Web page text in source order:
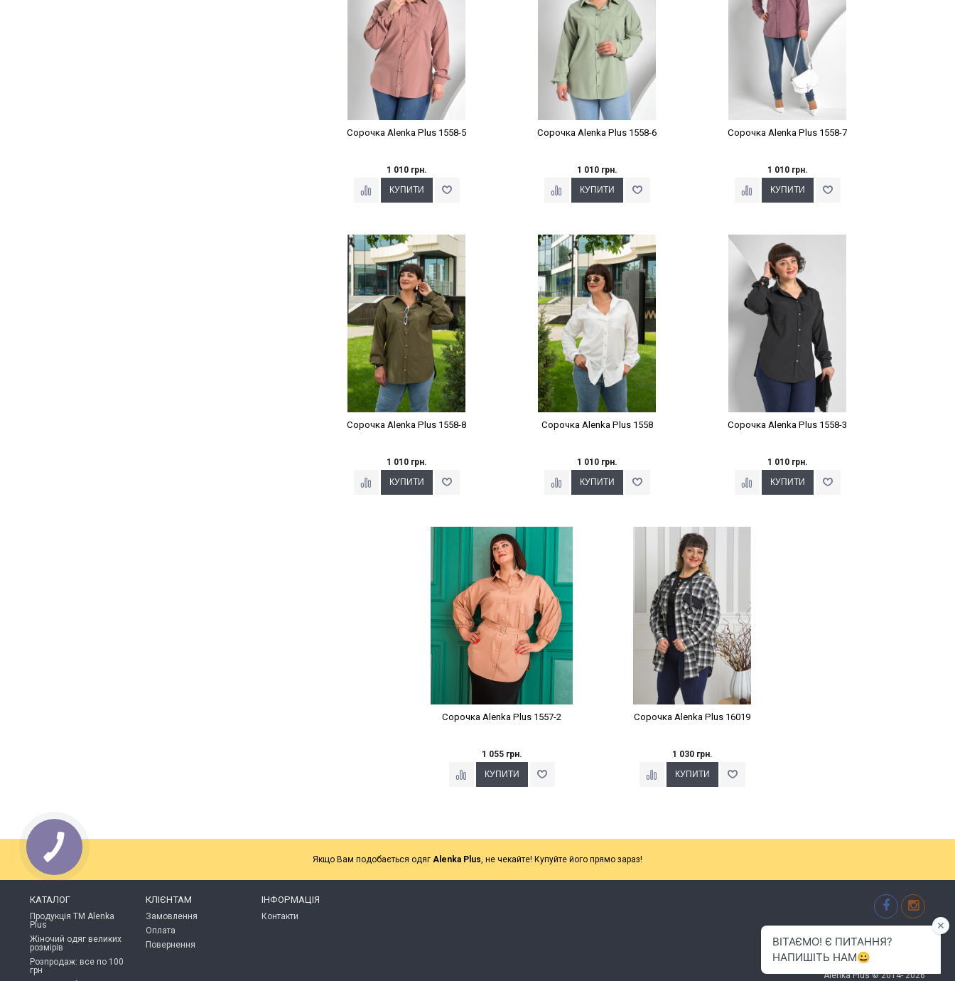
Сорочка Alenka Plus 1558-5
1 010 грн.
Сорочка Alenka Plus 1558-6
1 010 грн.
Сорочка Alenka Plus 1558-7
1 010 грн.
Наклейки Варіант з %
Сорочка Alenka Plus 1558-8
1 010 грн.
Наклейки Варіант з %
Сорочка Alenka Plus 1558
1 010 грн.
Сорочка Alenka Plus 1558-3
1 010 грн.
Наклейки Варіант з %
Сорочка Alenka Plus 1557-2
1 055 грн.
Наклейки Варіант з %
Сорочка Alenka Plus 16019
1 030 грн.
Якщо Вам подобається одяг Alenka Plus, не чекайте! Купуйте його прямо зараз!
КАТАЛОГ
Продукція ТМ Alenka
Plus
Жіночий одяг великих
розмірів
Розпродаж: все по 100
грн
КЛІЄНТАМ
Замовлення
Оплата
Повернення
ІНФОРМАЦІЯ
Контакти
м.Хмельницький
(096) 484-01-01
info.alenkaplus@gmail.com
Alenka Plus © 2014- 2026